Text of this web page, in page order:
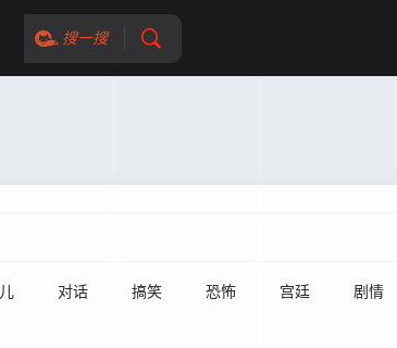
搜一搜
对话 搞笑 恐怖 宫廷 剧情